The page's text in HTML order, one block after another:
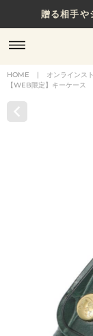
贈る相手や
HOME | オンラインス
【WEB限定】キーケース